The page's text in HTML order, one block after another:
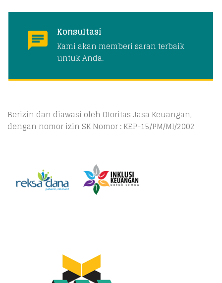
Konsultasi
Kami akan memberi saran terbaik
untuk Anda.
Berizin dan diawasi oleh Otoritas Jasa Keuangan,
dengan nomor izin SK Nomor : KEP-15/PM/MI/2002